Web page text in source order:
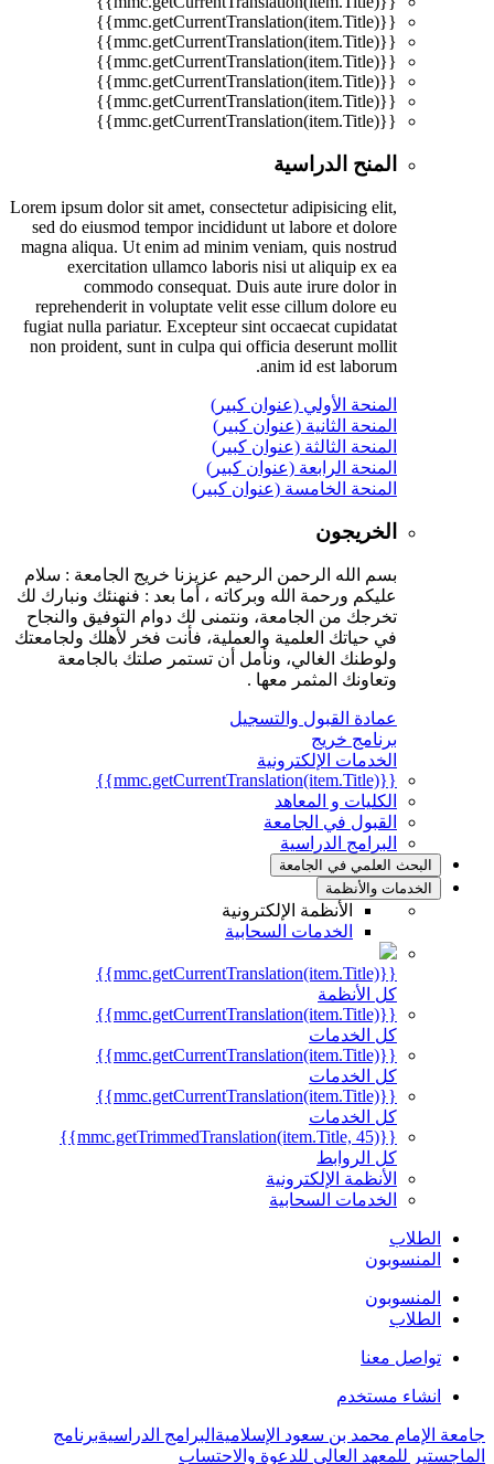
المنح الدراسية
Lorem ipsum dolor sit amet, consectetur adipisicing elit,
sed do eiusmod tempor incididunt ut labore et dolore
magna aliqua. Ut enim ad minim veniam, quis nostrud
exercitation ullamco laboris nisi ut aliquip ex ea
commodo consequat. Duis aute irure dolor in
reprehenderit in voluptate velit esse cillum dolore eu
fugiat nulla pariatur. Excepteur sint occaecat cupidatat
non proident, sunt in culpa qui officia deserunt mollit
anim id est laborum.
المنحة الأولي (عنوان كبير)
المنحة الثانية (عنوان كبير)
المنحة الثالثة (عنوان كبير)
المنحة الرابعة (عنوان كبير)
المنحة الخامسة (عنوان كبير)
الخريجون
بسم الله الرحمن الرحيم عزيزنا خريج الجامعة : سلام
عليكم ورحمة الله وبركاته ، أما بعد : فنهنئك ونبارك لك
تخرجك من الجامعة، ونتمنى لك دوام التوفيق والنجاح
في حياتك العلمية والعملية، فأنت فخر لأهلك ولجامعتك
ولوطنك الغالي، ونأمل أن تستمر صلتك بالجامعة
وتعاونك المثمر معها .
عمادة القبول والتسجيل
برنامج خريج
الخدمات الإلكترونية
الكليات و المعاهد
القبول في الجامعة
البرامج الدراسية
العلمي في الجامعة
والأنظمة
الأنظمة الإلكترونية
الخدمات السحابية
كل الأنظمة
كل الخدمات
كل الخدمات
كل الخدمات
كل الروابط
الأنظمة الإلكترونية
الخدمات السحابية
معنا
مستخدم
محمد بن سعود الإسلاميةالبرامج الدراسيةبرنامج
للمعهد العالي للدعوة والاحتساب